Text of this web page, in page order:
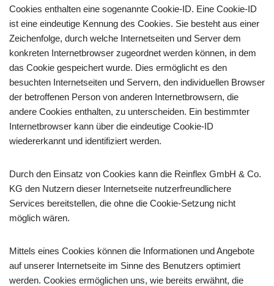
Cookies enthalten eine sogenannte Cookie-ID. Eine Cookie-ID
ist eine eindeutige Kennung des Cookies. Sie besteht aus einer
Zeichenfolge, durch welche Internetseiten und Server dem
konkreten Internetbrowser zugeordnet werden können, in dem
das Cookie gespeichert wurde. Dies ermöglicht es den
besuchten Internetseiten und Servern, den individuellen Browser
der betroffenen Person von anderen Internetbrowsern, die
andere Cookies enthalten, zu unterscheiden. Ein bestimmter
Internetbrowser kann über die eindeutige Cookie-ID
wiedererkannt und identifiziert werden.
Durch den Einsatz von Cookies kann die Reinflex GmbH & Co.
KG den Nutzern dieser Internetseite nutzerfreundlichere
Services bereitstellen, die ohne die Cookie-Setzung nicht
möglich wären.
Mittels eines Cookies können die Informationen und Angebote
auf unserer Internetseite im Sinne des Benutzers optimiert
werden. Cookies ermöglichen uns, wie bereits erwähnt, die